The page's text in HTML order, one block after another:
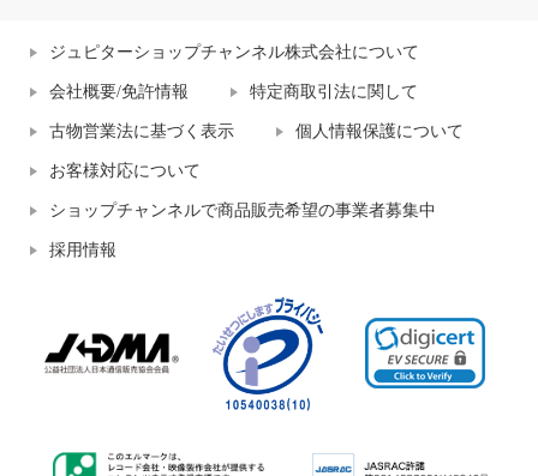
ジュピターショップチャンネル株式会社について
会社概要/免許情報 特定商取引法に関して
古物営業法に基づく表示 個人情報保護について
お客様対応について
ショップチャンネルで商品販売希望の事業者募集中
採用情報